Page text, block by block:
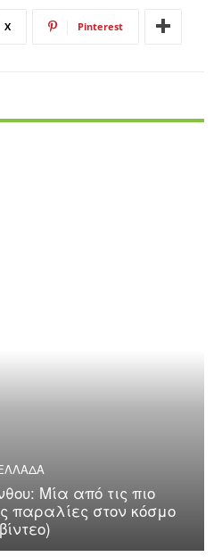
X Pinterest
Μία από τις πιο
στον κόσμο